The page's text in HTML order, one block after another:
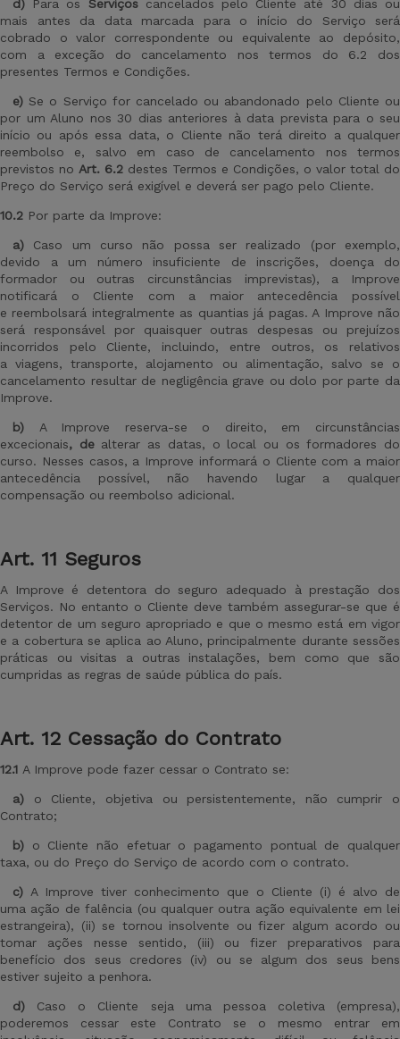
d) Para os Serviçoscancelados pelo Cliente até 30 dias ou
mais antes da data marcada para o início do Serviço será
cobrado o valor correspondente ou equivalente ao depósito,
com a exceção do cancelamento nos termos do 6.2 dos
presentes Termos e Condições.
e) Se o Serviço for cancelado ou abandonado pelo Cliente ou
por um Aluno nos 30 dias anteriores à data prevista para o seu
início ou após essa data, o Cliente não terá direito a qualquer
reembolso e, salvo em caso de cancelamento nos termos
previstos no Art. 6.2 destes Termos e Condições, o valor total do
Preço do Serviço será exigível e deverá ser pago pelo Cliente.
10.2 Por parte da Improve:
a) Caso um curso não possa ser realizado (por exemplo,
devido a um número insuficiente de inscrições, doença do
formador ou outras circunstâncias imprevistas), a Improve
notificará o Cliente com a maior antecedência possível
e reembolsará integralmente as quantias já pagas. A Improve não
será responsável por quaisquer outras despesas ou prejuízos
incorridos pelo Cliente, incluindo, entre outros, os relativos
a viagens, transporte, alojamento ou alimentação, salvo se o
cancelamento resultar de negligência grave ou dolo por parte da
Improve.
b) A Improve reserva-se o direito, em circunstâncias
excecionais, de alterar as datas, o local ou os formadores
do
curso. Nesses casos, a Improve informará o Cliente com a maior
antecedência possível, não havendo lugar a qualquer
compensação ou reembolso adicional.
Art. 11 Seguros
A Improve é detentora do seguro adequado à prestação dos
Serviços. No entanto o Cliente deve também assegurar-se que é
detentor de um seguro apropriado e que o mesmo está em vigor
e a cobertura se aplica ao Aluno, principalmente durante sessões
práticas ou visitas a outras instalações, bem como que são
cumpridas as regras de saúde pública do país.
Art. 12 Cessação do Contrato
12.1 A Improve pode fazer cessar o Contrato se:
a) o Cliente, objetiva ou persistentemente, não cumprir o
Contrato;
b) o Cliente não efetuar o pagamento pontual de qualquer
taxa, ou do Preço do Serviço de acordo com o contrato.
c) A Improve tiver conhecimento que o Cliente (i) é alvo de
uma ação de falência (ou qualquer outra ação equivalente em lei
estrangeira), (ii) se tornou insolvente ou fizer algum acordo ou
tomar ações nesse sentido, (iii) ou fizer preparativos para
benefício dos seus credores (iv) ou se algum dos seus bens
estiver sujeito a penhora.
d) Caso o Cliente seja uma pessoa coletiva (empresa),
poderemos cessar este Contrato se o mesmo entrar em